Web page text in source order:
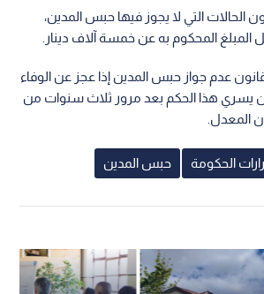
الحالات التي لا يجوز فيها حبس المدين،
المبلغ المحكوم به عن خمسة آلاف دينار.
عدم جواز حبس المدين إذا عجز عن الوفاء
أن يسري هذا الحكم بعد مرور ثلاث سنوات من
المعدل.
الحكومة حبس المدين